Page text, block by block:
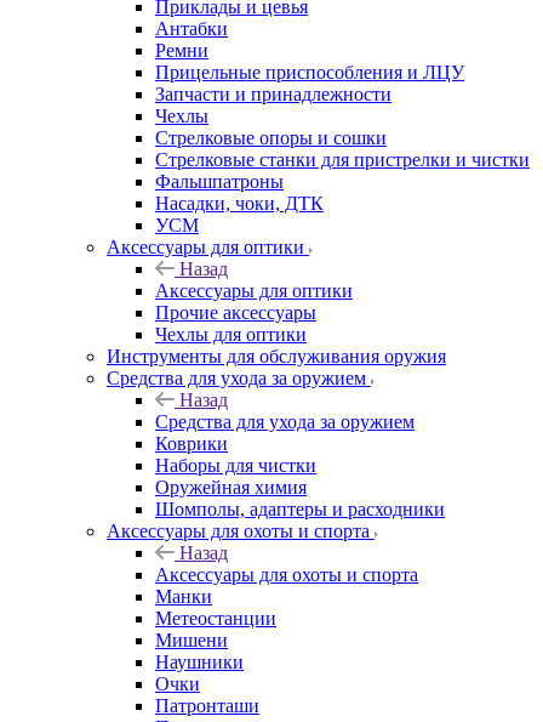
Приклады и цевья
Антабки
Ремни
Прицельные приспособления и ЛЦУ
Запчасти и принадлежности
Чехлы
Стрелковые опоры и сошки
Стрелковые станки для пристрелки и чистки
Фальшпатроны
Насадки, чоки, ДТК
УСМ
Аксессуары для оптики
Назад
Аксессуары для оптики
Прочие аксессуары
Чехлы для оптики
Инструменты для обслуживания оружия
Средства для ухода за оружием
Назад
Средства для ухода за оружием
Коврики
Наборы для чистки
Оружейная химия
Шомполы, адаптеры и расходники
Аксессуары для охоты и спорта
Назад
Аксессуары для охоты и спорта
Манки
Метеостанции
Мишени
Наушники
Очки
Патронташи